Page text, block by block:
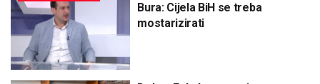
Bura: Cijela BiH se treba
mostarizirati